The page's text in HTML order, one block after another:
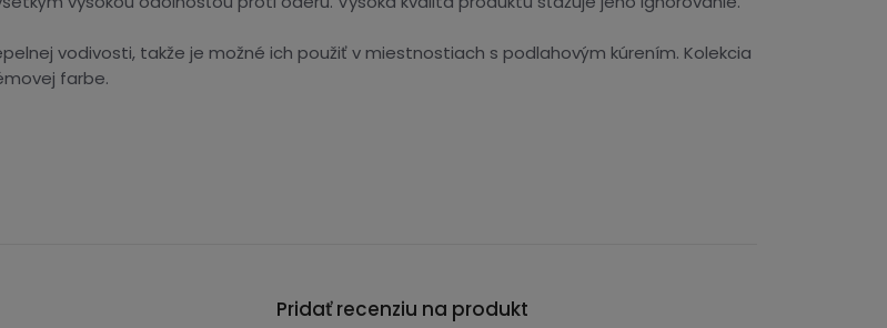
vodivosti, takže je možné ich použiť v miestnostiach s podlahovým kúrením. Kolekcia
farbe.
Pridať recenziu na produkt